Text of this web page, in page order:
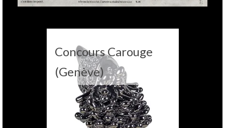
Concours Carouge
(Genève)